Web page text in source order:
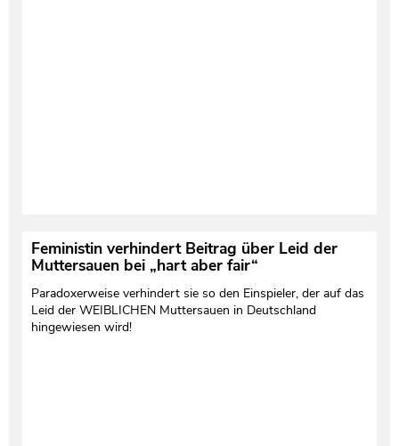
Feministin verhindert Beitrag über Leid der
Muttersauen bei „hart aber fair“
Paradoxerweise verhindert sie so den Einspieler, der auf das
Leid der WEIBLICHEN Muttersauen in Deutschland
hingewiesen wird!